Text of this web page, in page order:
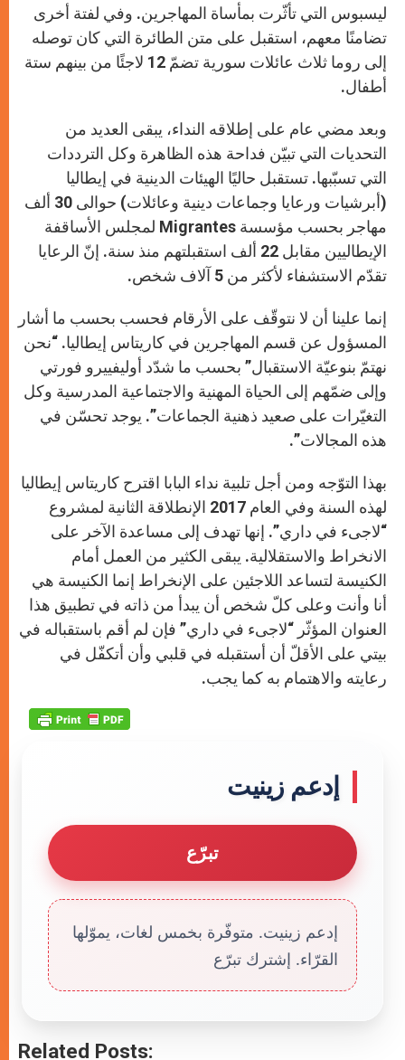
ليسبوس التي تأثّرت بمأساة المهاجرين. وفي لفتة أخرى
تضامنًا معهم، استقبل على متن الطائرة التي كان توصله
إلى روما ثلاث عائلات سورية تضمّ 12 لاجئًا من بينهم ستة
أطفال.
وبعد مضي عام على إطلاقه النداء، يبقى العديد من
التحديات التي تبيّن فداحة هذه الظاهرة وكل الترددات
التي تسبّبها. تستقبل حاليًا الهيئات الدينية في إيطاليا
(أبرشيات ورعايا وجماعات دينية وعائلات) حوالى 30 ألف
مهاجر بحسب مؤسسة Migrantes لمجلس الأساقفة
الإيطاليين مقابل 22 ألف استقبلتهم منذ سنة. إنّ الرعايا
تقدّم الاستشفاء لأكثر من 5 آلاف شخص.
إنما علينا أن لا نتوقّف على الأرقام فحسب بحسب ما أشار
المسؤول عن قسم المهاجرين في كاريتاس إيطاليا. “نحن
نهتمّ بنوعيّة الاستقبال” بحسب ما شدّد أوليفييرو فورتي
وإلى ضمّهم إلى الحياة المهنية والاجتماعية المدرسية وكل
التغيّرات على صعيد ذهنية الجماعات”. يوجد تحسّن في
هذه المجالات”.
بهذا التوّجه ومن أجل تلبية نداء البابا اقترح كاريتاس إيطاليا
لهذه السنة وفي العام 2017 الإنطلاقة الثانية لمشروع
“لاجىء في داري”. إنها تهدف إلى مساعدة الآخر على
الانخراط والاستقلالية. يبقى الكثير من العمل أمام
الكنيسة لتساعد اللاجئين على الإنخراط إنما الكنيسة هي
أنا وأنت وعلى كلّ شخص أن يبدأ من ذاته في تطبيق هذا
العنوان المؤثّر “لاجىء في داري” فإن لم أقم باستقباله في
بيتي على الأقلّ أن أستقبله في قلبي وأن أتكفّل في
رعايته والاهتمام به كما يجب.
إدعم زينيت
تبرّع
إدعم زينيت. متوفّرة بخمس لغات، يموّلها
القرّاء. إشترك تبرّع
Related Posts: